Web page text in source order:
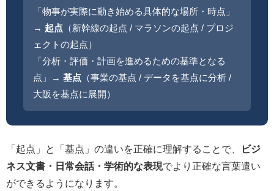
「物事が実際に動き始める具体的な場所・時点」
→ 起点 （新幹線の起点 / マラソンの起点 / プロジ
ェクトの起点）
「分析・評価・計画を進めるための基準となる
点」→ 基点 （事業の基点 / データを基点に分析 /
大阪を基点に展開）
「起点」と「基点」の違いを正確に理解することで、
ビジ
ネス文書・日常会話・学術的な表現でより正確な言葉遣い
ができるようになります。